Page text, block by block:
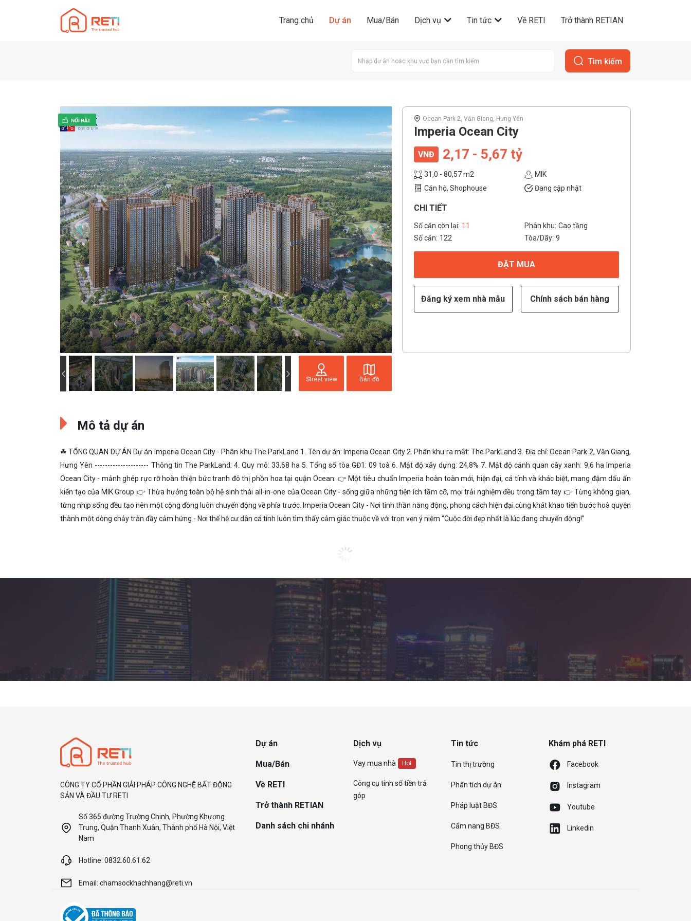
Trang chủ Dự án Mua/Bán Dịch vụ Tin tức Về RETI Trở thành RETIAN
Tìm kiếm
Street view Bản đồ
Ocean Park 2, Văn Giang, Hưng Yên
Imperia Ocean City
VNĐ 2,17 - 5,67 tỷ
31,0 - 80,57 m2
MIK
Căn hộ, Shophouse
Đang cập nhật
CHI TIẾT
Số căn còn lại: 11 Phân khu: Cao tầng
Số căn: 122 Tòa/Dãy: 9
ĐẶT MUA
Đăng ký xem nhà mẫu Chính sách bán hàng
Mô tả dự án
☘ TỔNG QUAN DỰ ÁN Dự án Imperia Ocean City - Phân khu The ParkLand 1. Tên dự án: Imperia Ocean City 2. Phân khu ra mắt: The ParkLand 3. Địa chỉ: Ocean Park 2, Văn Giang,
Hưng Yên --------------------- Thông tin The ParkLand: 4. Quy mô: 33,68 ha 5. Tổng số tòa GĐ1: 09 toà 6. Mật độ xây dựng: 24,8% 7. Mật độ cảnh quan cây xanh: 9,6 ha Imperia
Ocean City - mảnh ghép rực rỡ hoàn thiện bức tranh đô thị phồn hoa tại quận Ocean: 👉 Một tiêu chuẩn Imperia hoàn toàn mới, hiện đại, cá tính và khác biệt, mang đậm dấu ấn
kiến tạo của MIK Group 👉 Thừa hưởng toàn bộ hệ sinh thái all-in-one của Ocean City - sống giữa những tiện ích tầm cỡ, mọi trải nghiệm đều trong tầm tay 👉 Từng không gian,
từng nhịp sống đều tạo nên một cộng đồng luôn chuyển động về phía trước. Imperia Ocean City - Nơi tinh thần năng động, phong cách hiện đại cùng khát khao tiến bước hoà quyện
thành một dòng chảy tràn đầy cảm hứng - Nơi thế hệ cư dân cá tính luôn tìm thấy cảm giác thuộc về với trọn vẹn ý niệm “Cuộc đời đẹp nhất là lúc đang chuyển động!”
CÔNG TY CỔ PHẦN GIẢI PHÁP CÔNG NGHỆ BẤT ĐỘNG
SẢN VÀ ĐẦU TƯ RETI
Số 365 đường Trường Chinh, Phường Khương
Trung, Quận Thanh Xuân, Thành phố Hà Nội, Việt
Nam
Hotline: 0832.60.61.62
Email: chamsockhachhang@reti.vn
Dự án
Mua/Bán
Về RETI
Trở thành RETIAN
Danh sách chi nhánh
Dịch vụ
Vay mua nhà Hot
Công cụ tính số tiền trả
góp
Tin tức
Tin thị trường
Phân tích dự án
Pháp luật BĐS
Cẩm nang BĐS
Phong thủy BĐS
Khám phá RETI
Facebook
Instagram
Youtube
Linkedin